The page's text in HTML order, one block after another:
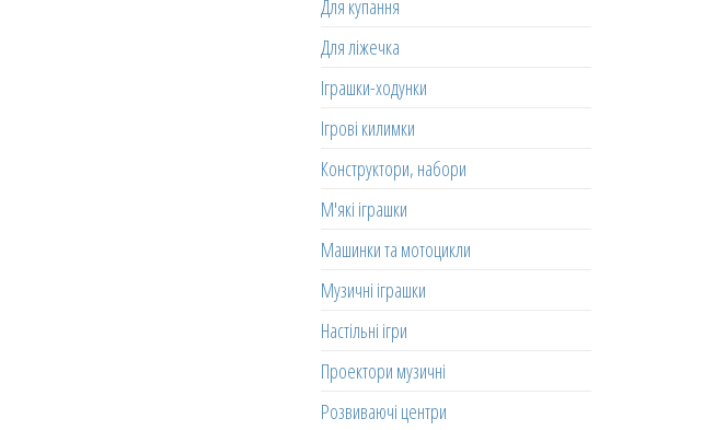
Для купання
Для ліжечка
Іграшки-ходунки
Ігрові килимки
Конструктори, набори
М'які іграшки
Машинки та мотоцикли
Музичні іграшки
Настільні ігри
Проектори музичні
Розвиваючі центри